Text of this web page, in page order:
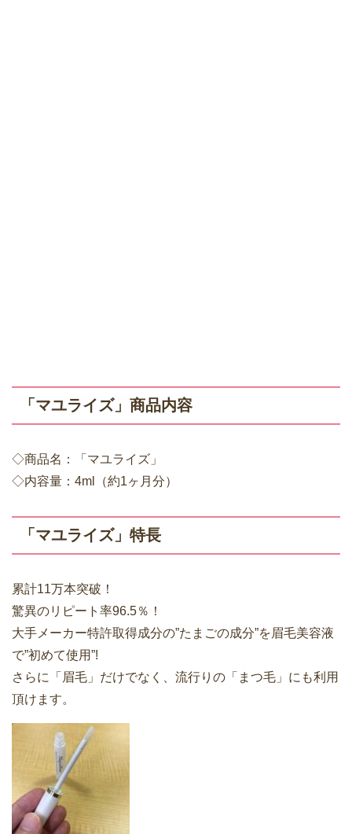
「マユライズ」商品内容
◇商品名：「マユライズ」
◇内容量：4ml（約1ヶ月分）
「マユライズ」特長
累計11万本突破！
驚異のリピート率96.5％！
大手メーカー特許取得成分の”たまごの成分”を眉毛美容液
で”初めて使用”!
さらに「眉毛」だけでなく、流行りの「まつ毛」にも利用
頂けます。